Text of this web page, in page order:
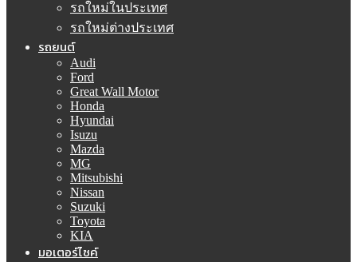
รถใหม่ในประเทศ
รถใหม่ต่างประเทศ
รถยนต์
Audi
Ford
Great Wall Motor
Honda
Hyundai
Isuzu
Mazda
MG
Mitsubishi
Nissan
Suzuki
Toyota
KIA
มอเตอร์ไซค์